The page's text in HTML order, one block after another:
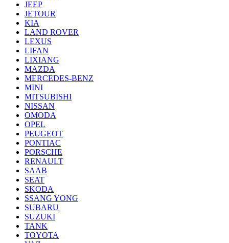
JEEP
JETOUR
KIA
LAND ROVER
LEXUS
LIFAN
LIXIANG
MAZDA
MERCEDES-BENZ
MINI
MITSUBISHI
NISSAN
OMODA
OPEL
PEUGEOT
PONTIAC
PORSCHE
RENAULT
SAAB
SEAT
SKODA
SSANG YONG
SUBARU
SUZUKI
TANK
TOYOTA